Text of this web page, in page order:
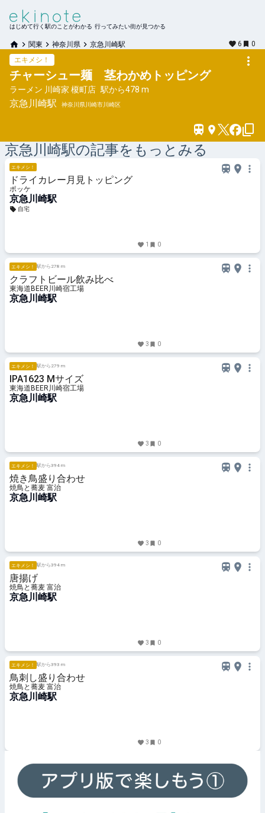
はじめて行く駅のことがわかる 行ってみたい街が見つかる
関東 神奈川県 京急川崎駅 6
0
エキメシ！
チャーシュー麺 茎わかめトッピング
ラーメン 川崎家 榎町店 駅から478 m
京急川崎駅 神奈川県川崎市川崎区
京急川崎駅の記事をもっとみる
エキメシ！
ドライカレー月見トッピング
ポッケ
京急川崎駅
自宅
1 0
エキメシ！ 駅から278 m
クラフトビール飲み比べ
東海道BEER川崎宿工場
京急川崎駅
3 0
エキメシ！ 駅から279 m
IPA1623 Mサイズ
東海道BEER川崎宿工場
京急川崎駅
3 0
エキメシ！ 駅から394 m
焼き鳥盛り合わせ
焼鳥と蕎麦 富治
京急川崎駅
3 0
エキメシ！ 駅から394 m
唐揚げ
焼鳥と蕎麦 富治
京急川崎駅
3 0
エキメシ！ 駅から393 m
鳥刺し盛り合わせ
焼鳥と蕎麦 富治
京急川崎駅
3 0